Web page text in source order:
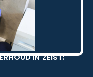
IN ZEIST: